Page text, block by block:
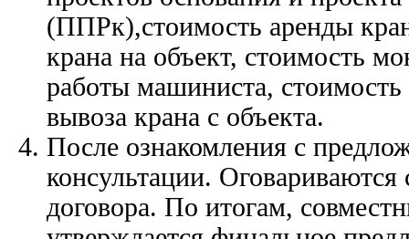
(ППРк),стоимость аренды
крана на объект, стоимость
работы машиниста,
вывоза крана с объекта.
После ознакомления с
консультации.
договора. По итогам,